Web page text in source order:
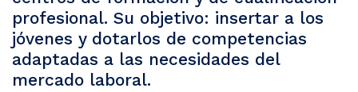
profesional. Su objetivo: insertar a los
jóvenes y dotarlos de competencias
adaptadas a las necesidades del
mercado laboral.